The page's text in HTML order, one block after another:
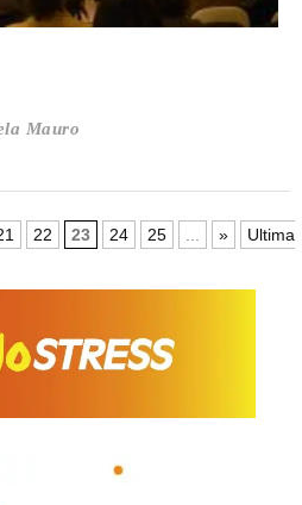
L’OSSERVATO...
Mauro
22 23 24 25 »
Ultima